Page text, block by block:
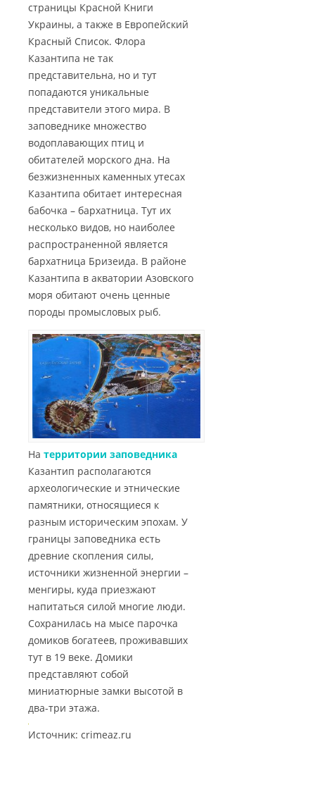
страницы Красной Книги
Украины, а также в Европейский
Красный Список. Флора
Казантипа не так
представительна, но и тут
попадаются уникальные
представители этого мира. В
заповеднике множество
водоплавающих птиц и
обитателей морского дна. На
безжизненных каменных утесах
Казантипа обитает интересная
бабочка – бархатница. Тут их
несколько видов, но наиболее
распространенной является
бархатница Бризеида. В районе
Казантипа в акватории Азовского
моря обитают очень ценные
породы промысловых рыб.
На территории заповедника
Казантип располагаются
археологические и этнические
памятники, относящиеся к
разным историческим эпохам. У
границы заповедника есть
древние скопления силы,
источники жизненной энергии –
менгиры, куда приезжают
напитаться силой многие люди.
Сохранилась на мысе парочка
домиков богатеев, проживавших
тут в 19 веке. Домики
представляют собой
миниатюрные замки высотой в
два-три этажа.
Источник: crimeaz.ru